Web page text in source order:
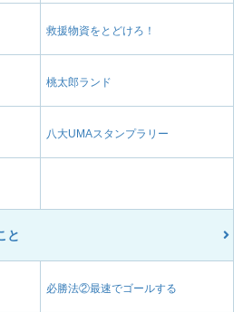
救援物資をとどけろ！
桃太郎ランド
八大UMAスタンプラリー
と
必勝法②最速でゴールする